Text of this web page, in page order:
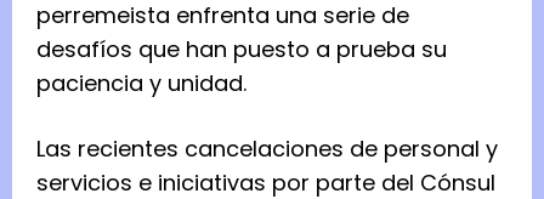
perremeista enfrenta una serie de
desafíos que han puesto a prueba su
paciencia y unidad.
Las recientes cancelaciones de personal y
servicios e iniciativas por parte del Cónsul